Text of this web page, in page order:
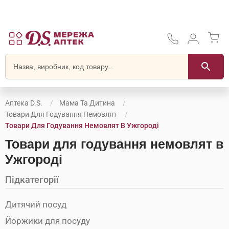
Аптека D.S.
Мама Та Дитина
Товари Для Годування Немовлят
Товари Для Годування Немовлят В Ужгороді
Товари для годування немовлят в
Ужгороді
Підкатегорії
Дитячий посуд
Йоржики для посуду